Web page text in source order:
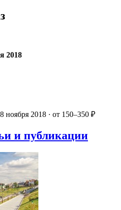
2018
ноября 2018 · от 150–350 ₽
и публикации